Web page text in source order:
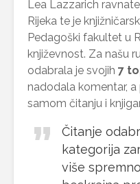
Lea Lazzarich
Rijeka te je
Pedagoški fakultet u
književnost. Za našu
odabrala je svojih 7
nadodala komentar,
samom čitanju i
Čitanje
kategorija
više